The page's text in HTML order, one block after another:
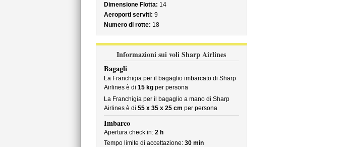
Dimensione Flotta: 14
Aeroporti serviti: 9
Numero di rotte: 18
Informazioni sui voli Sharp Airlines
Bagagli
La Franchigia per il bagaglio imbarcato di Sharp
Airlines è di 15 kgper persona
La Franchigia per il bagaglio a mano di Sharp
Airlines è di 55 x 35 x 25 cm per persona
Imbarco
Apertura check in: 2 h
Tempo limite di accettazione: 30 min